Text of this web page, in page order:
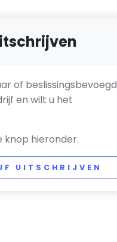
of beslissingsbevoegd
en wilt u het
knop hieronder.
UITSCHRIJVEN